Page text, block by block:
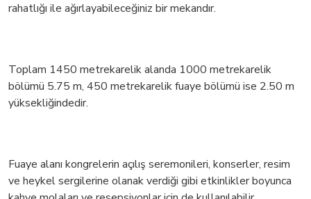
rahatlığı ile ağırlayabileceğiniz bir mekandır.
Toplam 1450 metrekarelik alanda 1000 metrekarelik
bölümü 5.75 m, 450 metrekarelik fuaye bölümü ise 2.50 m
yüksekliğindedir.
Fuaye alanı kongrelerin açılış seremonileri, konserler, resim
ve heykel sergilerine olanak verdiği gibi etkinlikler boyunca